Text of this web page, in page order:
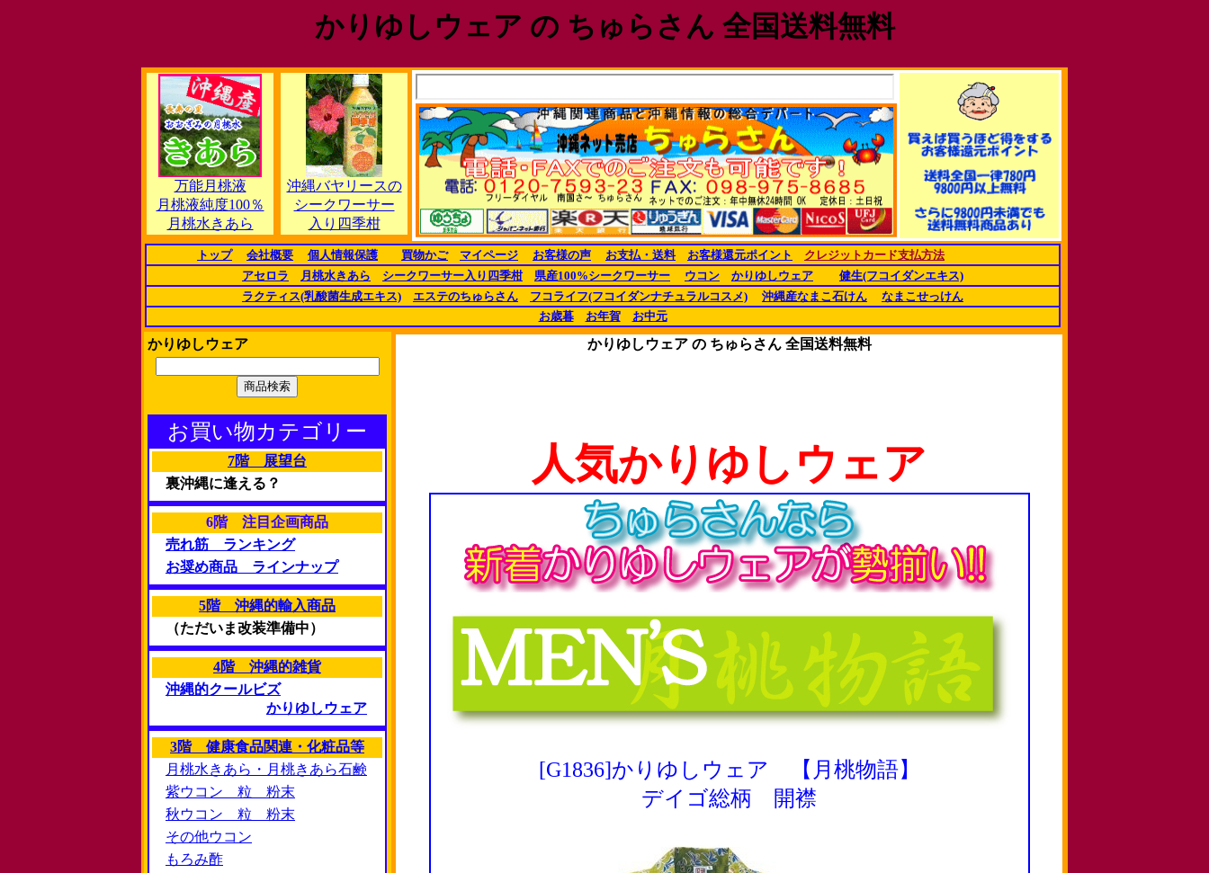
かりゆしウェア の ちゅらさん 全国送料無料
万能月桃液
月桃液純度100％
月桃水きあら
沖縄バヤリースの
シークワーサー
入り四季柑
トップ 会社概要 個人情報保護 買物かご マイページ お客様の声 お支払・送料 お客様還元ポイント
クレジットカード支払方法
アセロラ
月桃水きあら シークワーサー入り四季柑 県産100%シークワーサー ウコン かりゆしウェア
健生(フコイダンエキス)
ラクティス(乳酸菌生成エキス)
エステのちゅらさん フコライフ(フコイダンナチュラルコスメ) 沖縄産なまこ石けん
なまこせっけん
お歳暮
お年賀 お中元
かりゆしウェア
お買い物カテゴリー
7階 展望台
裏沖縄に逢える？
6階 注目企画商品
売れ筋 ランキング
お奨め商品 ラインナップ
5階 沖縄的輸入商品
（ただいま改装準備中）
4階 沖縄的雑貨
沖縄的クールビズ
かりゆしウェア
3階 健康食品関連・化粧品等
月桃水きあら・月桃きあら石鹸
紫ウコン 粒 粉末
秋ウコン 粒 粉末
その他ウコン
もろみ酢
かりゆしウェア の ちゅらさん 全国送料無料
人気かりゆしウェア
[G1836]かりゆしウェア 【月桃物語】
デイゴ総柄 開襟